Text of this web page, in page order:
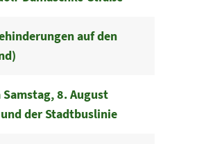
auf den
8. August
der Stadtbuslinie